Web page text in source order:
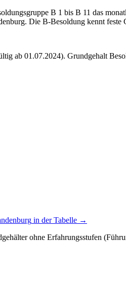
B 1 bis B 11 das
Die B-Besoldung kennt feste
ab 01.07.2024). Grundgehalt
in der Tabelle →
ohne Erfahrungsstufen